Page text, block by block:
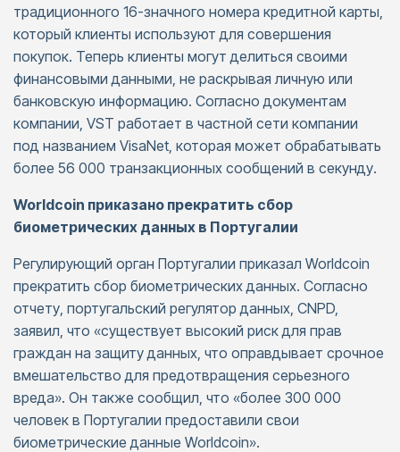
традиционного 16-значного номера кредитной карты,
который клиенты используют для совершения
покупок. Теперь клиенты могут делиться своими
финансовыми данными, не раскрывая личную или
банковскую информацию. Согласно документам
компании, VST работает в частной сети компании
под названием VisaNet, которая может обрабатывать
более 56 000 транзакционных сообщений в секунду.
Worldcoin приказано прекратить сбор
биометрических данных в Португалии
Регулирующий орган Португалии приказал Worldcoin
прекратить сбор биометрических данных. Согласно
отчету, португальский регулятор данных, CNPD,
заявил, что «существует высокий риск для прав
граждан на защиту данных, что оправдывает срочное
вмешательство для предотвращения серьезного
вреда». Он также сообщил, что «более 300 000
человек в Португалии предоставили свои
биометрические данные Worldcoin».